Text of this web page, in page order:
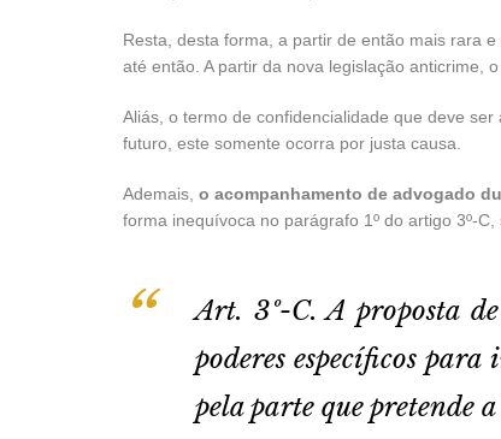
Resta, desta forma, a partir de então mais rara
até então. A partir da nova legislação anticrime,
Aliás, o termo de confidencialidade que deve
futuro, este somente ocorra por justa causa.
Ademais, o acompanhamento de advogado
forma inequívoca no parágrafo 1º do artigo 3º-C,
Art. 3º-C. A proposta
poderes específicos
pela parte que pretende